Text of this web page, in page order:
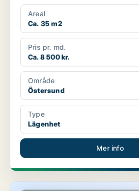
Areal
Ca. 35 m2
Pris pr. md.
Ca. 8 500 kr.
Område
Östersund
Type
Lägenhet
Mer info
Lägenhet i Lycksele